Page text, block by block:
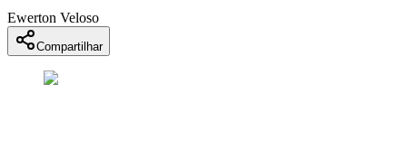
Ewerton Veloso
Compartilhar